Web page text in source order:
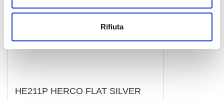
Rifiuta
HE211P HERCO FLAT SILVER